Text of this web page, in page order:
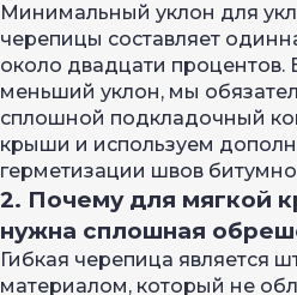
Минимальный уклон для
черепицы составляет
около двадцати процентов.
меньший уклон, мы
сплошной подкладочный
крыши и используем
герметизации швов
2. Почему для мягкой
нужна сплошная
Гибкая черепица является
материалом, который не